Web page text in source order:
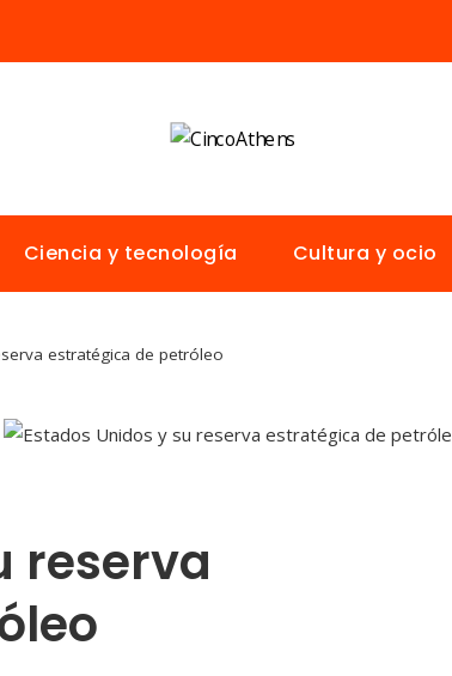
Ciencia y tecnología Cultura y ocio
estratégica de petróleo
reserva